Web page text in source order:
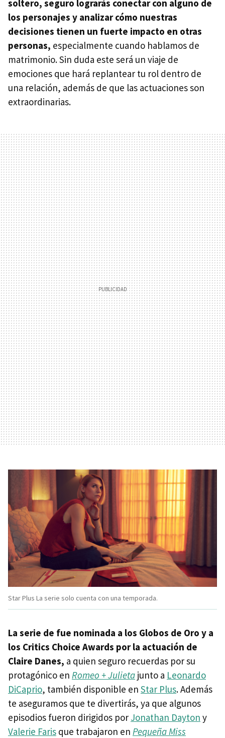
soltero, seguro lograrás conectar con alguno de
los personajes y analizar cómo nuestras
decisiones tienen un fuerte impacto en otras
personas, especialmente cuando hablamos de
matrimonio. Sin duda este será un viaje de
emociones que hará replantear tu rol dentro de
una relación, además de que las actuaciones son
extraordinarias.
Star Plus La serie solo cuenta con una temporada.
La serie de fue nominada a los Globos de Oro y a
los Critics Choice Awards por la actuación de
Claire Danes, a quien seguro recuerdas por su
protagónico en Romeo + Julieta junto a Leonardo
DiCaprio, también disponible en Star Plus. Además
te aseguramos que te divertirás, ya que algunos
episodios fueron dirigidos por Jonathan Dayton y
Valerie Faris que trabajaron en Pequeña Miss